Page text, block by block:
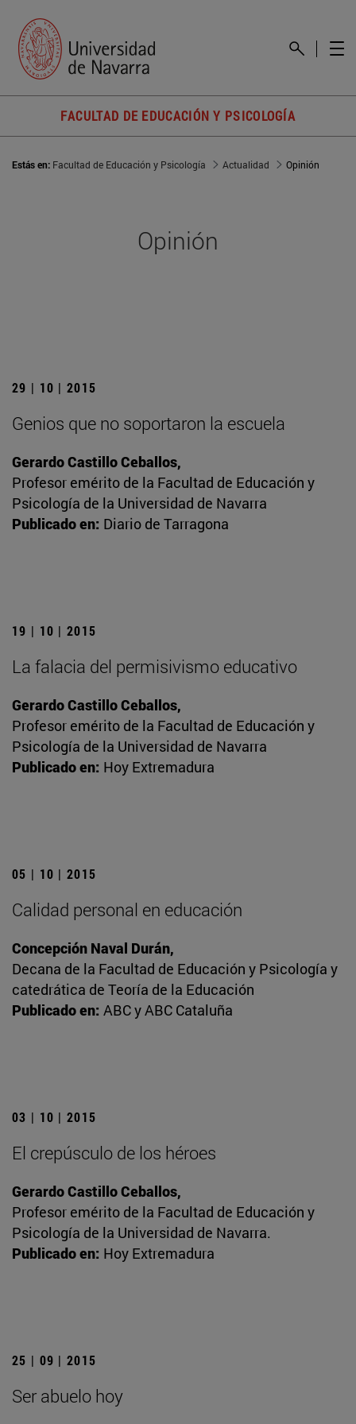
FACULTAD DE EDUCACIÓN Y PSICOLOGÍA
Estás en: Facultad de Educación y Psicología Actualidad Opinión
Opinión
29 | 10 | 2015
Genios que no soportaron la escuela
Gerardo Castillo Ceballos,
Profesor emérito de la Facultad de Educación y
Psicología de la Universidad de Navarra
Publicado en: Diario de Tarragona
19 | 10 | 2015
La falacia del permisivismo educativo
Gerardo Castillo Ceballos,
Profesor emérito de la Facultad de Educación y
Psicología de la Universidad de Navarra
Publicado en: Hoy Extremadura
05 | 10 | 2015
Calidad personal en educación
Concepción Naval Durán,
Decana de la Facultad de Educación y Psicología y
catedrática de Teoría de la Educación
Publicado en: ABC y ABC Cataluña
03 | 10 | 2015
El crepúsculo de los héroes
Gerardo Castillo Ceballos,
Profesor emérito de la Facultad de Educación y
Psicología de la Universidad de Navarra.
Publicado en: Hoy Extremadura
25 | 09 | 2015
Ser abuelo hoy